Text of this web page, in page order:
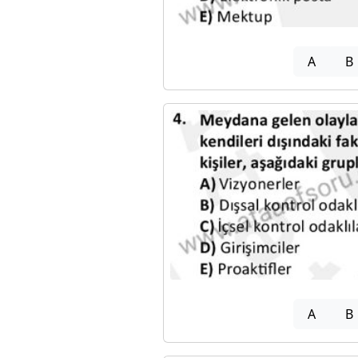
A B
A B